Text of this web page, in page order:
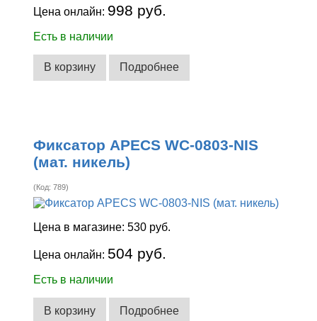
Цена онлайн: 998 руб.
Есть в наличии
В корзину Подробнее
Фиксатор APECS WC-0803-NIS
(мат. никель)
(Код:789)
Цена в магазине:530 руб.
Цена онлайн: 504 руб.
Есть в наличии
В корзину Подробнее